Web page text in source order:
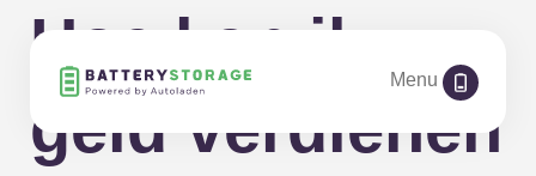
Menu
Hoe kan ik
geld verdienen